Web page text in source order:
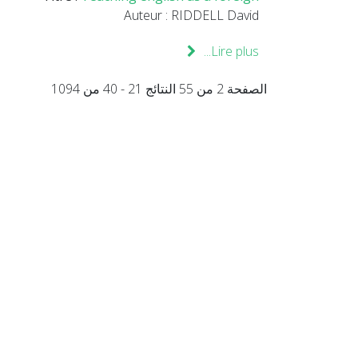
Auteur : RIDDELL David
Lire plus...
الصفحة 2 من 55 النتائج 21 - 40 من 1094